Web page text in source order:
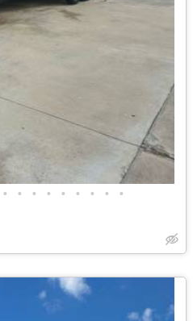
• • • • • • • • •